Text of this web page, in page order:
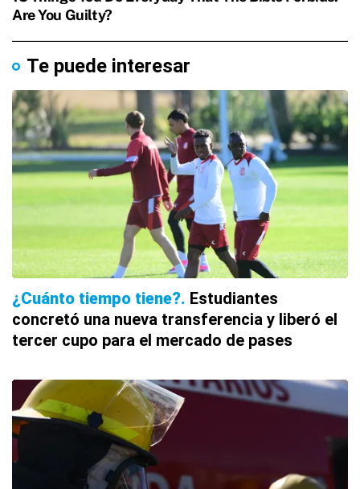
Te puede interesar
¿Cuánto tiempo tiene? Estudiantes
concretó una nueva transferencia y liberó el
tercer cupo para el mercado de pases